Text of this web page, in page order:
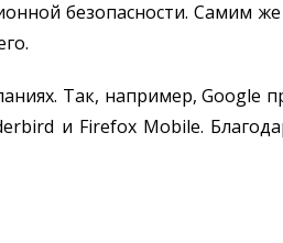
безопасности. Самим
Так, например, Google
и Firefox Mobile.